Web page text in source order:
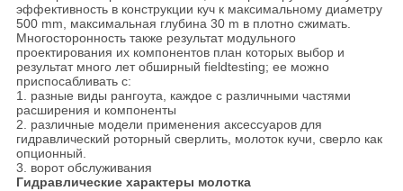
эффективность в конструкции куч к максимальному диаметру
500 mm, максимальная глубина 30 m в плотно сжимать.
Многосторонность также результат модульного
проектирования их компонентов план которых выбор и
результат много лет обширный fieldtesting; ее можно
приспосабливать с:
1. разные виды рангоута, каждое с различными частями
расширения и компоненты
2. различные модели применения аксессуаров для
гидравлический роторный сверлить, молоток кучи, сверло как
опционный.
3. ворот обслуживания
Гидравлические характеры молотка